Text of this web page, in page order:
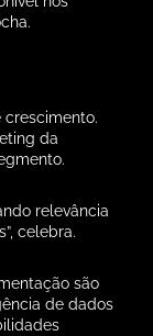
crescimento.
da
relevância
celebra.
são
de dados